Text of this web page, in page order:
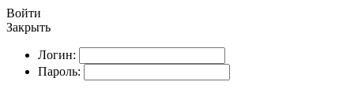
Войти
Закрыть
Логин:
Пароль: